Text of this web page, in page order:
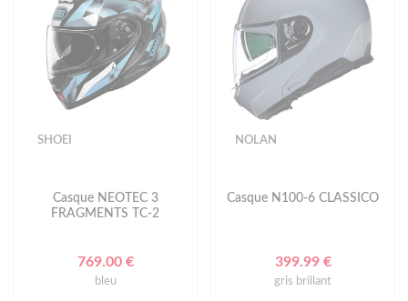
SHOEI
Casque NEOTEC 3
FRAGMENTS TC-2
769.00 €
bleu
NOLAN
Casque N100-6 CLASSICO
399.99 €
gris brillant